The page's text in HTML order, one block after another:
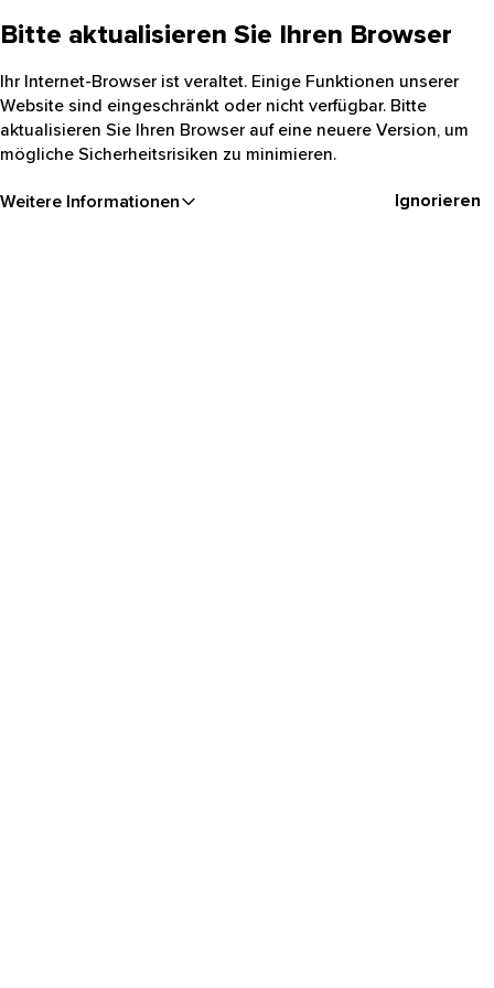
Bitte aktualisieren Sie Ihren Browser
Ihr Internet-Browser ist veraltet. Einige Funktionen unserer
Website sind eingeschränkt oder nicht verfügbar. Bitte
aktualisieren Sie Ihren Browser auf eine neuere Version, um
mögliche Sicherheitsrisiken zu minimieren.
Weitere Informationen Ignorieren